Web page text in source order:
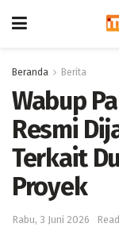
Beranda Berita
Wabup
Resmi
Terkait
Proyek
Rabu, 3 Juni 2026